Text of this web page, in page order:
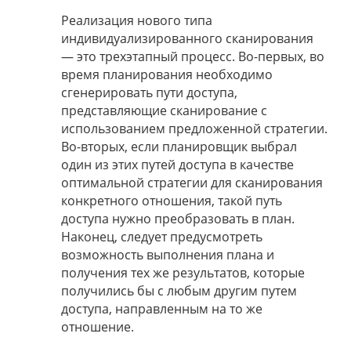
Реализация нового типа
индивидуализированного сканирования
— это трехэтапный процесс. Во-первых, во
время планирования необходимо
сгенерировать пути доступа,
представляющие сканирование с
использованием предложенной стратегии.
Во-вторых, если планировщик выбрал
один из этих путей доступа в качестве
оптимальной стратегии для сканирования
конкретного отношения, такой путь
доступа нужно преобразовать в план.
Наконец, следует предусмотреть
возможность выполнения плана и
получения тех же результатов, которые
получились бы с любым другим путем
доступа, направленным на то же
отношение.